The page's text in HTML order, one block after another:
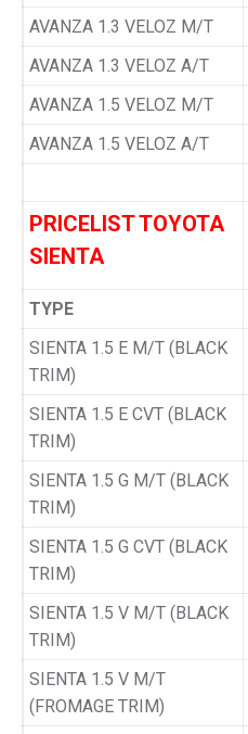
AVANZA 1.3 VELOZ M/T
AVANZA 1.3 VELOZ A/T
AVANZA 1.5 VELOZ M/T
AVANZA 1.5 VELOZ A/T
PRICELIST TOYOTA
SIENTA
TYPE
SIENTA 1.5 E M/T (BLACK
TRIM)
SIENTA 1.5 E CVT (BLACK
TRIM)
SIENTA 1.5 G M/T (BLACK
TRIM)
SIENTA 1.5 G CVT (BLACK
TRIM)
SIENTA 1.5 V M/T (BLACK
TRIM)
SIENTA 1.5 V M/T
(FROMAGE TRIM)